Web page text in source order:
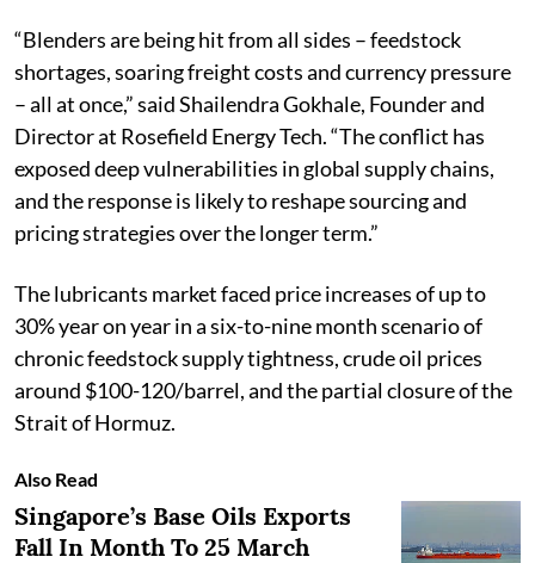
“Blenders are being hit from all sides – feedstock
shortages, soaring freight costs and currency pressure
– all at once,” said Shailendra Gokhale, Founder and
Director at Rosefield Energy Tech. “The conflict has
exposed deep vulnerabilities in global supply chains,
and the response is likely to reshape sourcing and
pricing strategies over the longer term.”
The lubricants market faced price increases of up to
30% year on year in a six-to-nine month scenario of
chronic feedstock supply tightness, crude oil prices
around $100-120/barrel, and the partial closure of the
Strait of Hormuz.
Also Read
Singapore’s Base Oils Exports
Fall In Month To 25 March